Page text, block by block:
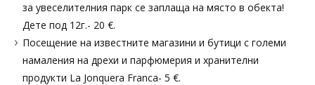
за увеселителния парк се заплаща на място в обекта!
Дете под 12г.- 20 €.
Посещение на известните магазини и бутици с големи
намаления на дрехи и парфюмерия и хранителни
продукти La Jonquera Franca- 5 €.